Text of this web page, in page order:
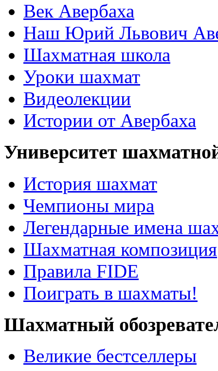
Век Авербаха
Наш Юрий Львович
Шахматная школа
Уроки шахмат
Видеолекции
Истории от Авербаха
Университет
История шахмат
Чемпионы мира
Легендарные имена
Шахматная композиция
Правила FIDE
Поиграть в шахматы!
Шахматный
Великие бестселлеры